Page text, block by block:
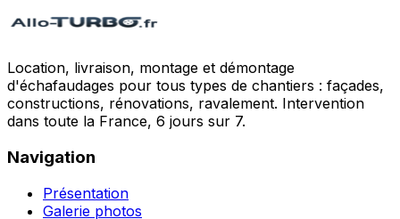
Location, livraison, montage et démontage
d'échafaudages pour tous types de chantiers : façades,
constructions, rénovations, ravalement. Intervention
dans toute la France, 6 jours sur 7.
Navigation
Présentation
Galerie photos